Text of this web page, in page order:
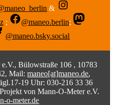
&
; @maneo.berlin;
@maneo.bsky.social
Bülowstraße 106 , 10783
Mail:maneo[at]maneo.de,
19 Uhr: 030-216 33 36
von Mann-O-Meter e.V.
o-meter.de